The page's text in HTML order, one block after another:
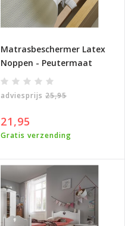
Matrasbeschermer Latex
Noppen - Peutermaat
adviesprijs 25,95
21,95
Gratis verzending